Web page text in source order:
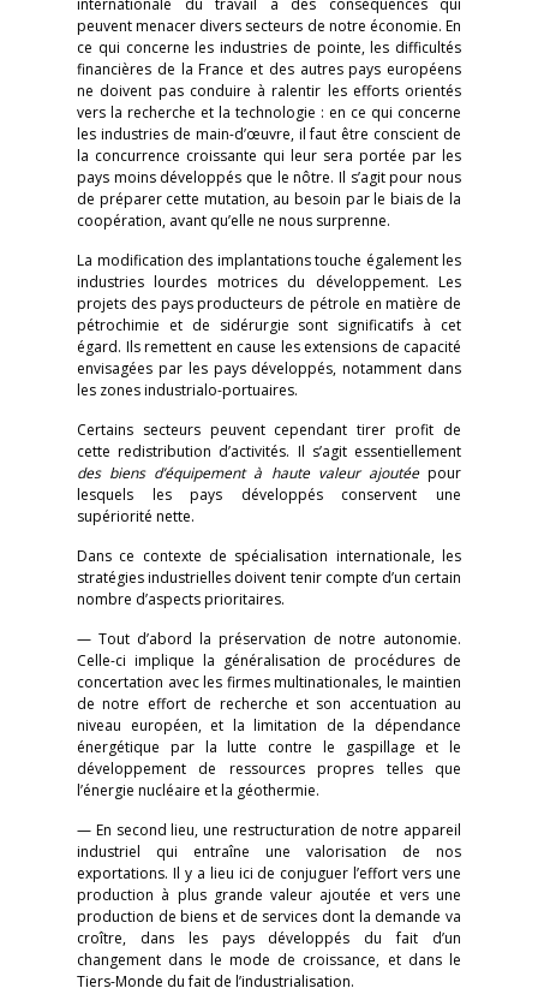
internationale du travail a des conséquences qui
peuvent menacer divers secteurs de notre économie. En
ce qui concerne les industries de pointe, les difficultés
financières de la France et des autres pays européens
ne doivent pas conduire à ralentir les efforts orientés
vers la recherche et la technologie : en ce qui concerne
les industries de main-d’œuvre, il faut être conscient de
la concurrence croissante qui leur sera portée par les
pays moins développés que le nôtre. Il s’agit pour nous
de préparer cette mutation, au besoin par le biais de la
coopération, avant qu’elle ne nous surprenne.
La modification des implantations touche également les
industries lourdes motrices du développement. Les
projets des pays producteurs de pétrole en matière de
pétrochimie et de sidérurgie sont significatifs à cet
égard. Ils remettent en cause les extensions de capacité
envisagées par les pays développés, notamment dans
les zones industrialo-portuaires.
Certains secteurs peuvent cependant tirer profit de
cette redistribution d’activités. Il s’agit essentiellement
des biens d’équipement à haute valeur ajoutée pour
lesquels les pays développés conservent une
supériorité nette.
Dans ce contexte de spécialisation internationale, les
stratégies industrielles doivent tenir compte d’un certain
nombre d’aspects prioritaires.
— Tout d’abord la préservation de notre autonomie.
Celle-ci implique la généralisation de procédures de
concertation avec les firmes multinationales, le maintien
de notre effort de recherche et son accentuation au
niveau européen, et la limitation de la dépendance
énergétique par la lutte contre le gaspillage et le
développement de ressources propres telles que
l’énergie nucléaire et la géothermie.
— En second lieu, une restructuration de notre appareil
industriel qui entraîne une valorisation de nos
exportations. Il y a lieu ici de conjuguer l’effort vers une
production à plus grande valeur ajoutée et vers une
production de biens et de services dont la demande va
croître, dans les pays développés du fait d’un
changement dans le mode de croissance, et dans le
Tiers-Monde du fait de l’industrialisation.